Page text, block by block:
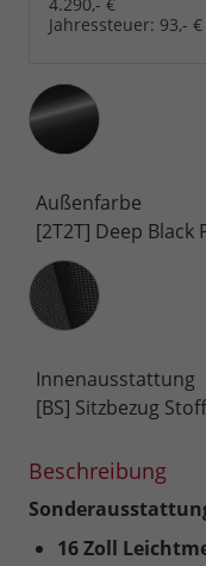
Jahressteuer: 93,- €
Außenfarbe
[2T2T] Deep Black
Innenausstattung
Innenausstattung
[BS] Sitzbezug
Beschreibung
16 Zoll